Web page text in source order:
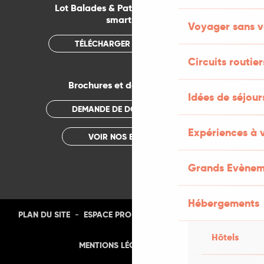
Voyager sans
Circuits
Idées de
Expériences à
Grands
Hébergements
Hôtels
Lot Balades & Patrimoines sur votre
smartphone
TÉLÉCHARGER L'APPLICATION
Brochures et documentations
DEMANDE DE DOCUMENTATION
VOIR NOS BROCHURES
PLAN DU SITE - ESPACE PRO
MENTIONS LÉGALES